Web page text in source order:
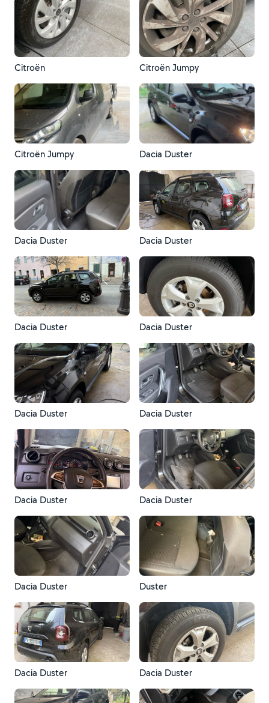
Citroën Citroën Jumpy
Citroën Jumpy Dacia Duster
Dacia Duster Dacia Duster
Dacia Duster Dacia Duster
Dacia Duster Dacia Duster
Dacia Duster Dacia Duster
Dacia Duster Duster
Dacia Duster Dacia Duster